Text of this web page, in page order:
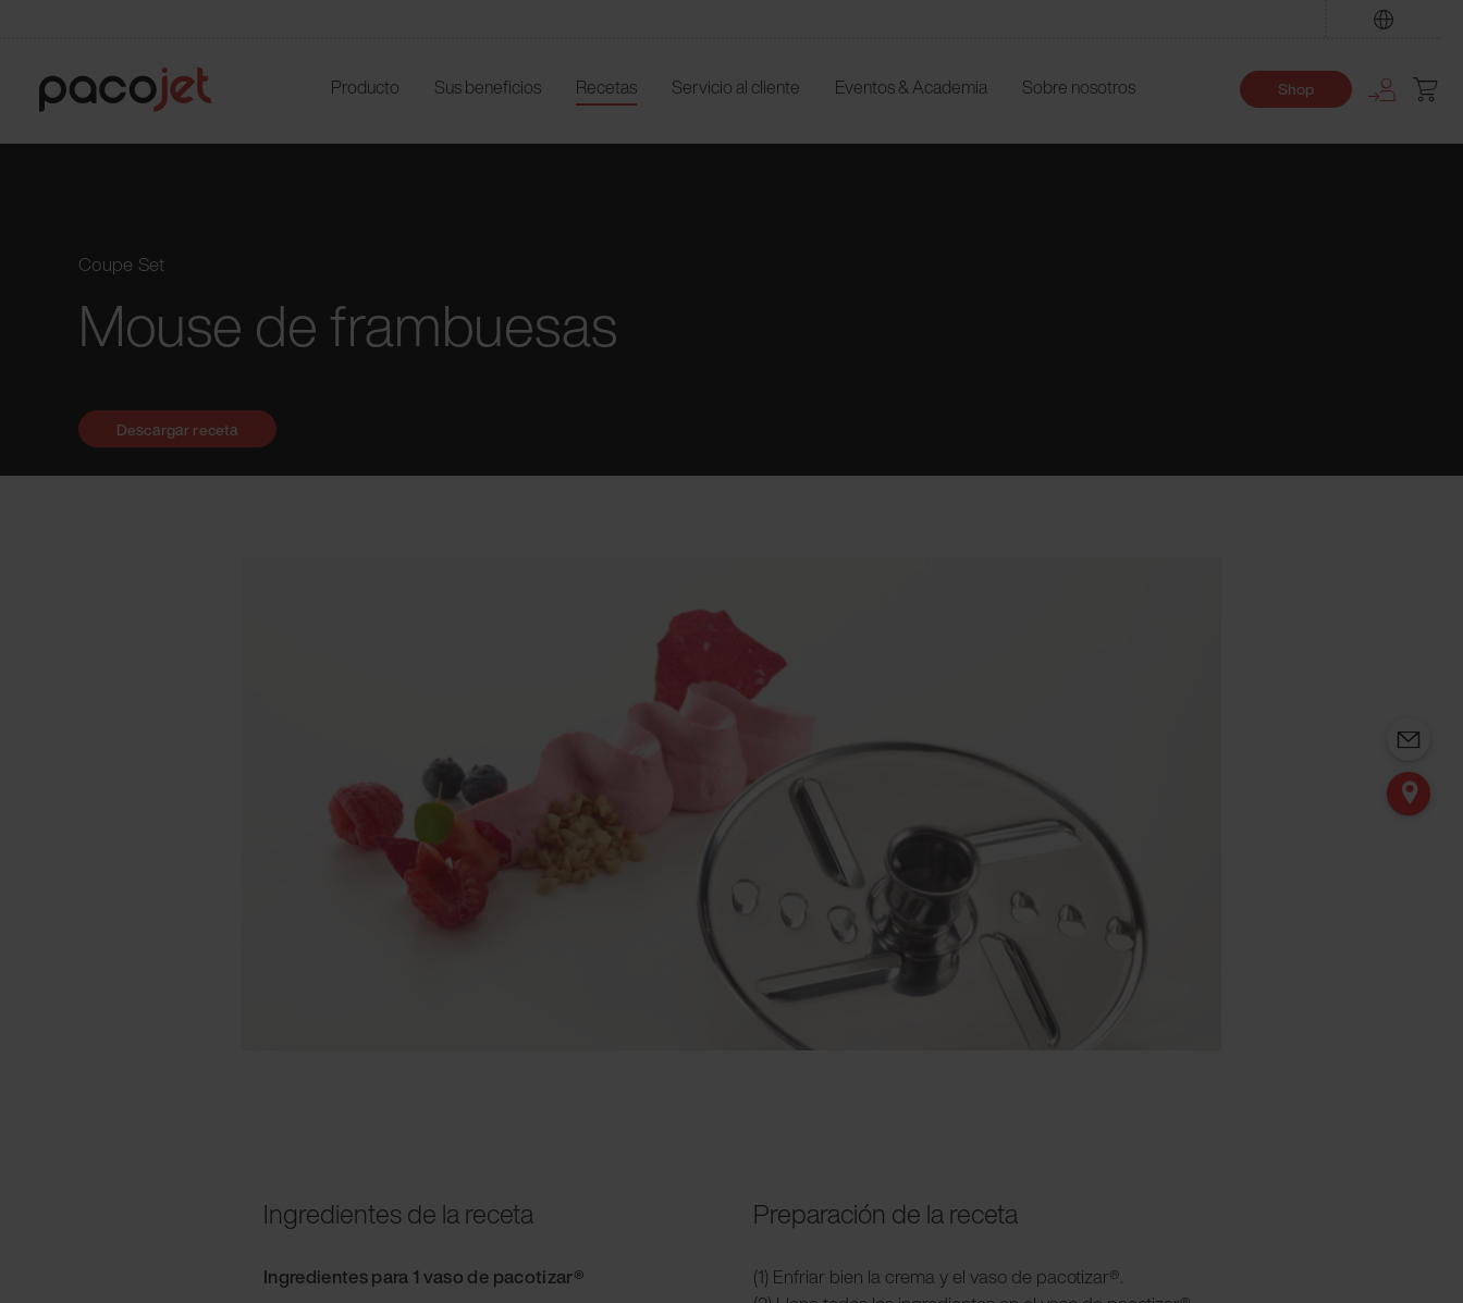
Producto Sus beneficios Recetas Servicio al cliente Eventos & Academia Sobre nosotros Shop
Coupe Set
Mouse de frambuesas
Ingredientes de la receta
Ingredientes para 1 vaso de pacotizar®
Preparación de la receta
(1) Enfriar bien la crema y el vaso de pacotizar®.
Descargar receta